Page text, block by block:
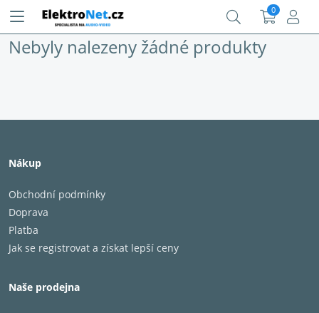
0
Nebyly nalezeny žádné produkty
Nákup
Obchodní podmínky
Doprava
Platba
Jak se registrovat a získat lepší ceny
Naše prodejna